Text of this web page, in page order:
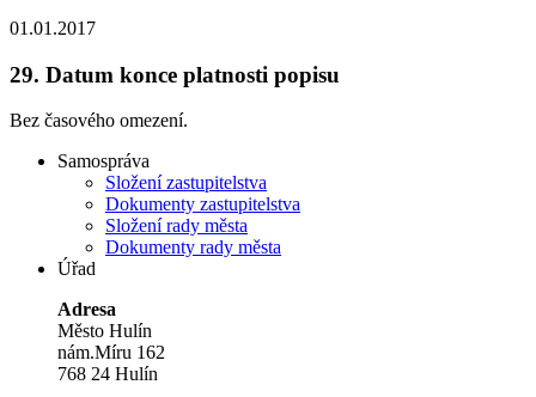
01.01.2017
29. Datum konce platnosti popisu
Bez časového omezení.
Samospráva
Složení zastupitelstva
Dokumenty zastupitelstva
Složení rady města
Dokumenty rady města
Úřad
Adresa
Město Hulín
nám.Míru 162
768 24 Hulín